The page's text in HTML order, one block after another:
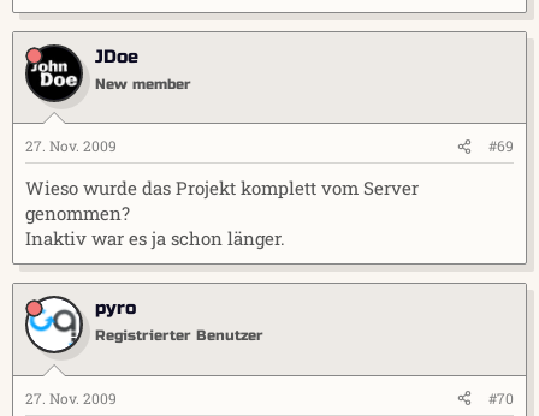
JDoe
New member
27. Nov. 2009 #69
Wieso wurde das Projekt komplett vom Server
genommen?
Inaktiv war es ja schon länger.
pyro
Registrierter Benutzer
27. Nov. 2009 #70